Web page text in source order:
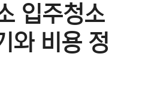
입주청소
와 비용 정